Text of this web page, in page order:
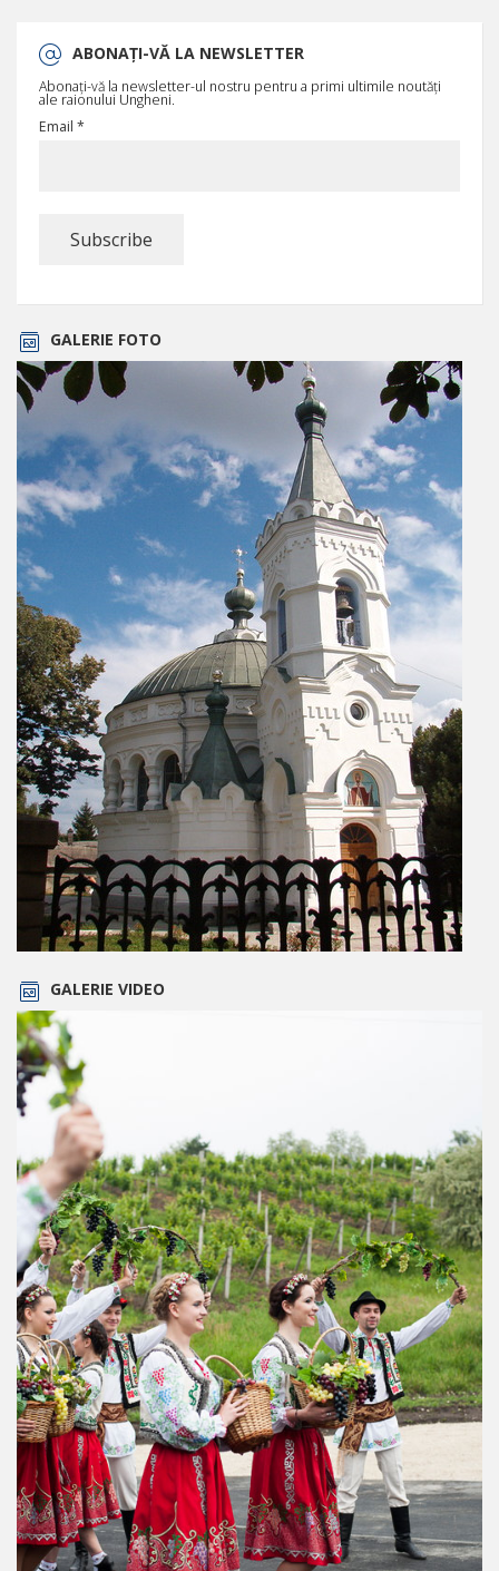
ABONAȚI-VĂ LA NEWSLETTER
Abonați-vă la newsletter-ul nostru pentru a primi ultimile noutăți
ale raionului Ungheni.
Email *
GALERIE FOTO
GALERIE VIDEO